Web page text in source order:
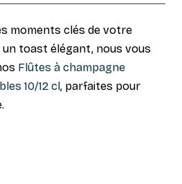
moments clés de votre
toast élégant, nous vous
Flûtes à champagne
10/12 cl , parfaites pour